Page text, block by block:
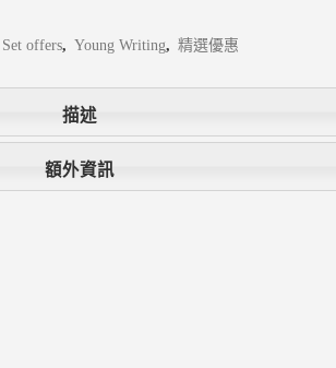
Set offers, Young Writing, 精選優惠
描述
額外資訊